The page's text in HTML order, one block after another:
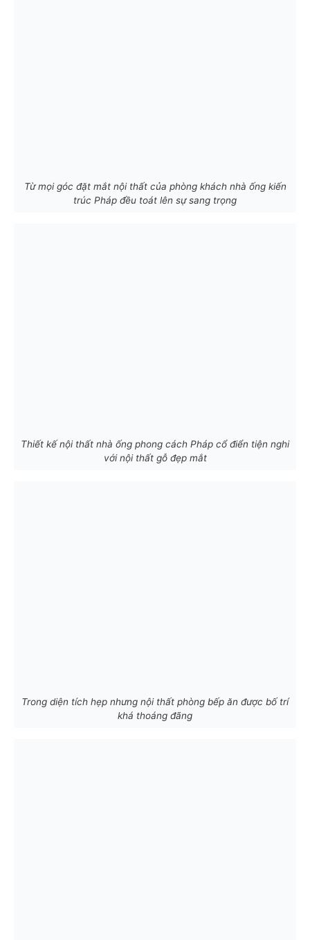
Từ mọi góc đặt mắt nội thất của phòng khách nhà ống kiến
trúc Pháp đều toát lên sự sang trọng
Thiết kế nội thất nhà ống phong cách Pháp cổ điển tiện nghi
với nội thất gỗ đẹp mắt
Trong diện tích hẹp nhưng nội thất phòng bếp ăn được bố trí
khá thoáng đãng